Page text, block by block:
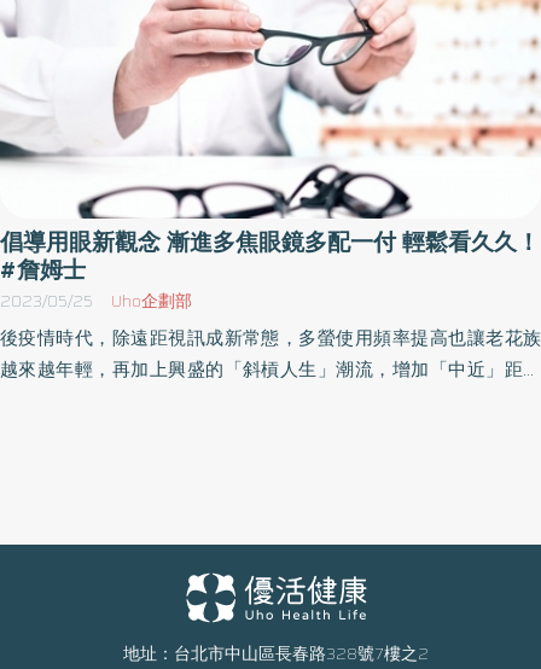
計，亞洲國家中，確實患病者與完全健康者的比例約佔30%，剩下
高達70%的民眾，則是似病非病的「亞健康」人。這些人檢查未有
任何疾病，卻感覺身體不適，例如疲倦、情緒不穩（焦慮、易怒、
憂鬱、壓力大等）及生理失調（肥胖、營養不良、失眠、消化不
良、抵抗力差、頭暈、胸悶、掉髮、口乾舌燥、多汗）等症狀。而
其中造成現代人飲食不均衡的原因包括高熱量、速食食品、糖分攝
取過多，都有可能導致營養不良或肥胖。以及缺乏運動，由於現代
人長時間坐著辦公，缺乏足夠的運動，導致肌肉和心肺功能下降。
必須透過改善飲食和生活習慣以適時地恢復身體的平衡。 【方便即
飲，食療健康輕鬆上手】 京都堂中醫係為現代科學中醫享譽盛名的
中醫權威，以五型體質為核心，專注客製化【體型管理、體質調
理】療程。歷數十多年來精準客製療效，讓患者們改善體質、成功
與重視。京都堂「五型減重」體質調理療程，從分析個人體質狀
態、諮詢生活作息、飲食習慣再搭配客製化藥方，從根本改變體
質，打造自然健康的生活模式。為持續深化五型體質調理之延伸，
並解決繁忙、高壓、飲食不正常之生活型態所造成的病徵，2024年
倡導用眼新觀念 漸進多焦眼鏡多配一付 輕鬆看久久！
#詹姆士
2023/05/25 Uho企劃部
後疫情時代，除遠距視訊成新常態，多螢使用頻率提高也讓老花族
越來越年輕，再加上興盛的「斜槓人生」潮流，增加「中近」距離
焦。現在下載寶島眼鏡APP第二付還現折1,000元，讓您長時間用眼
代斜槓多重需求 根據國健署資料，40歲以上國人有超過五成患有老地址：台北市中山區長春路328號7樓之2